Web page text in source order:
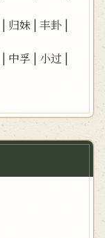
| 归妹 |丰卦 |
| 中孚 | 小过 |